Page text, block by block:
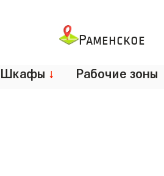
Раменское
Шкафы ↓ Рабочие зоны